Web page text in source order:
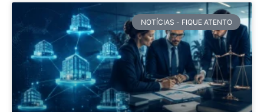
NOTÍCIAS - FIQUE ATENTO